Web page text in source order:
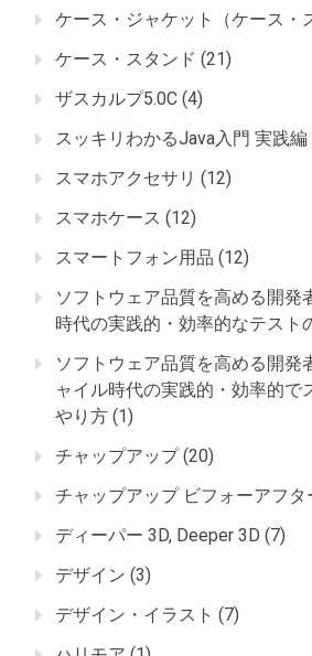
ケース・ジャケット（ケース・
ケース・スタンド (21)
ザスカルプ5.0C (4)
スッキリわかるJava入門 実践編
スマホアクセサリ (12)
スマホケース (12)
スマートフォン用品 (12)
ソフトウェア品質を高める開発
時代の実践的・効率的なテスト
ソフトウェア品質を高める開発
ャイル時代の実践的・効率的で
やり方 (1)
チャップアップ(20)
チャップアップ ビフォーアフタ
ディーパー 3D, Deeper 3D (7)
デザイン (3)
デザイン・イラスト (7)